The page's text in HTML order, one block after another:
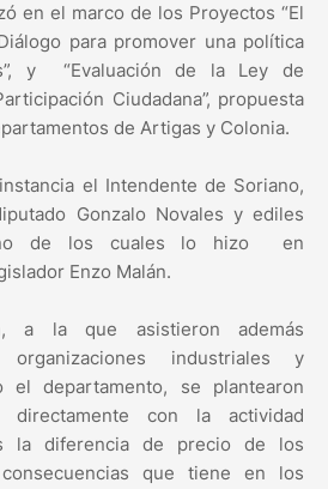
en el marco de los Proyectos “El
para promover una política
y “Evaluación de la Ley de
Ciudadana”, propuesta
de Artigas y Colonia.
el Intendente de Soriano,
Gonzalo Novales y ediles
de los cuales lo hizo en
Enzo Malán.
a la que asistieron además
organizaciones industriales y
el departamento, se plantearon
con la actividad
la diferencia de precio de los
que tiene en los